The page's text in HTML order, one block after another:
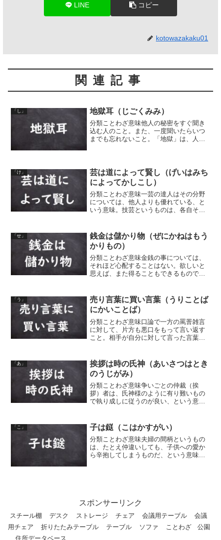
LINE コピー
kotowazakaku01
関連記事
「し」 地獄耳（じごくみみ）
分類ことわざ意味他人の秘密をすぐ聞き
込む人のこと。また、一度聞いたらいつ
までも忘れないこと。「地獄」は、人間
「け」
芸は道によって賢し（げいはみち
によってかしこし）
分類ことわざ意味一芸の達人はその分野
については、他人よりも優れている、と
いう意味。技芸というものは、各自その
りて賢し 芸は道によって精し（げいはみ
ちによってくわし） ...
「せ」
銭金は儲かり物（ぜにかねはもう
かりもの）
分類ことわざ意味金銭の事については、
それほど心配することはない。欲しいと
思えば、また得ることもできるものであ
「う」
売り言葉に買い言葉（うりことば
にかいことば）
分類ことわざ意味口論で一方の罵詈雑言
に対して、片方も悪口をもって言い返す
こと。相手が自分に対して言った言葉次
なければならないし、穏やかに出れば、
こちらもおとなしく返答す...
「あ」
挨拶は時の氏神（あいさつはとき
のうじがみ）
分類ことわざ意味争いごとの仲裁（挨
拶）者は、氏神様のように有り難いもの
で執り成しに従うのが良い、という意
「こ」 子は鎹（こはかすがい）
分類ことわざ意味夫婦の間柄というもの
は、たとえ仲違いしても、子供への愛か
ら辛抱してしまうものだ、という意味。
スポンサーリンク
スチール棚 デスク ストレージ チェア 会議用テーブル
会議
用チェア
折りたたみテーブル テーブル ソファ ことわざ
公園
住所データベース